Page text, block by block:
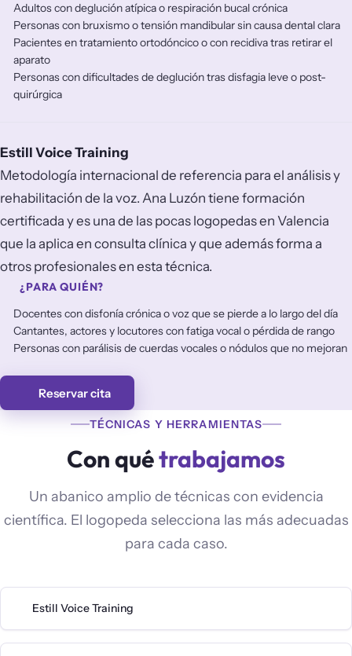
Adultos con deglución atípica o respiración bucal crónica
Personas con bruxismo o tensión mandibular sin causa dental clara
Pacientes en tratamiento ortodóncico o con recidiva tras retirar el
aparato
Personas con dificultades de deglución tras disfagia leve o post-
quirúrgica
Estill Voice Training
Metodología internacional de referencia para el análisis y
rehabilitación de la voz. Ana Luzón tiene formación
certificada y es una de las pocas logopedas en Valencia
que la aplica en consulta clínica y que además forma a
otros profesionales en esta técnica.
¿PARA QUIÉN?
Docentes con disfonía crónica o voz que se pierde a lo largo del día
Cantantes, actores y locutores con fatiga vocal o pérdida de rango
Personas con parálisis de cuerdas vocales o nódulos que no mejoran
Reservar cita
TÉCNICAS Y HERRAMIENTAS
Con quétrabajamos
Un abanico amplio de técnicas con evidencia
científica. El logopeda selecciona las más adecuadas
para cada caso.
Estill Voice Training